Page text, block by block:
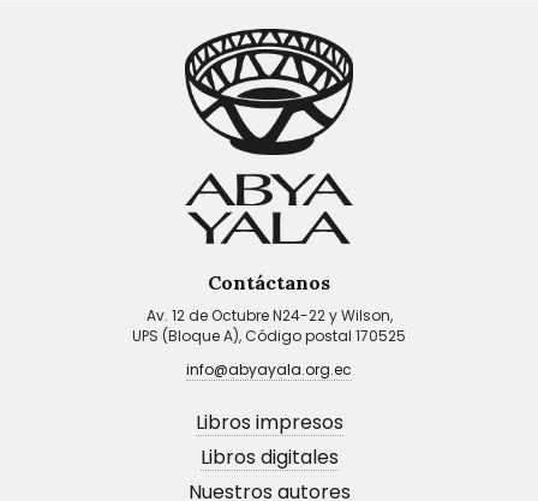
Contáctanos
Av. 12 de Octubre N24-22 y Wilson,
UPS (Bloque A), Código postal 170525
info@abyayala.org.ec
Libros impresos
Libros digitales
Nuestros autores